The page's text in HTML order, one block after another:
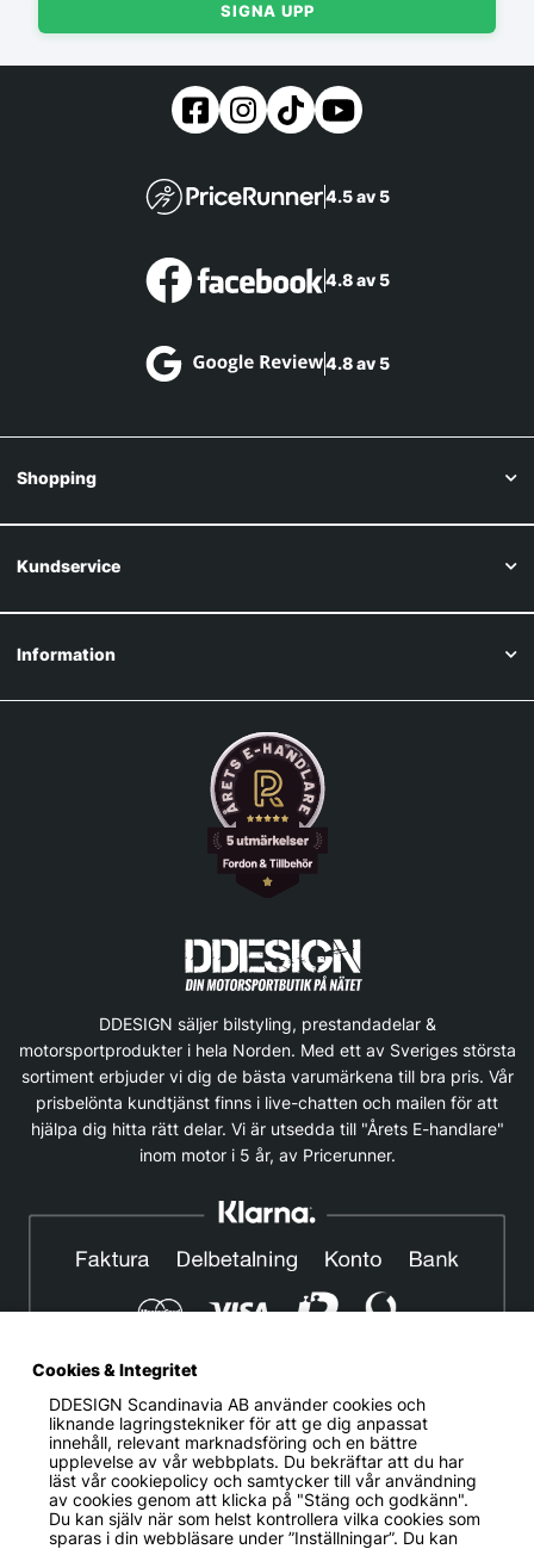
SIGNA UPP
4.5 av 5
4.8 av 5
4.8 av 5
Shopping
Kundservice
Information
DDESIGN säljer bilstyling, prestandadelar &
motorsportprodukter i hela Norden. Med ett av Sveriges största
sortiment erbjuder vi dig de bästa varumärkena till bra pris. Vår
prisbelönta kundtjänst finns i live-chatten och mailen för att
hjälpa dig hitta rätt delar. Vi är utsedda till "Årets E-handlare"
inom motor i 5 år, av Pricerunner.
© DDESIGN. Alla rättigheter reserverade.
Om oss|Privacy policy|Cookiepolicy|Köp- och
leveransvillkor
Telefonnummer: 019-507 40 01
Helgfria vardagar 10:00-12:00
Cookies & Integritet
DDESIGN Scandinavia ABanvänder cookies och
liknande lagringstekniker för att ge dig anpassat
innehåll, relevant marknadsföring och en bättre
upplevelse av vår webbplats. Du bekräftar att du har
läst vår cookiepolicy och samtycker till vår användning
av cookies genom att klicka på "Stäng och godkänn".
Du kan själv när som helst kontrollera vilka cookies som
sparas i din webbläsare under ”Inställningar”. Du kan